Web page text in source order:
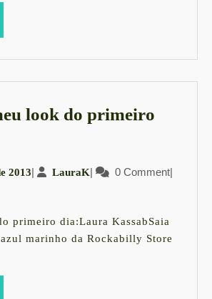
OS
VENCEDORES
look do primeiro
201325
de
2013
| LauraKLauraK
| 0 Comment|
primeiro dia:Laura KassabSaia
marinho da Rockabilly Store